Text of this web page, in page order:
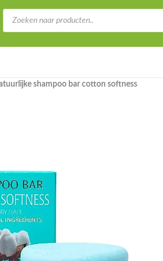
shampoo bar cotton softness